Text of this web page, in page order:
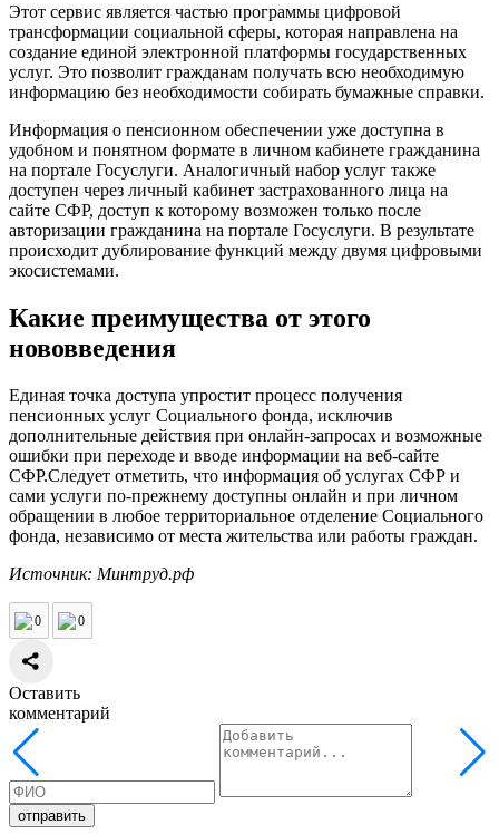
Этот сервис является частью программы цифровой
трансформации социальной сферы, которая направлена на
создание единой электронной платформы государственных
услуг. Это позволит гражданам получать всю необходимую
информацию без необходимости собирать бумажные справки.
Информация о пенсионном обеспечении уже доступна в
удобном и понятном формате в личном кабинете гражданина
на портале Госуслуги. Аналогичный набор услуг также
доступен через личный кабинет застрахованного лица на
сайте СФР, доступ к которому возможен только после
авторизации гражданина на портале Госуслуги. В результате
происходит дублирование функций между двумя цифровыми
экосистемами.
Какие преимущества от этого
нововведения
Единая точка доступа упростит процесс получения
пенсионных услуг Социального фонда, исключив
дополнительные действия при онлайн-запросах и возможные
ошибки при переходе и вводе информации на веб-сайте
СФР.Следует отметить, что информация об услугах СФР и
сами услуги по-прежнему доступны онлайн и при личном
обращении в любое территориальное отделение Социального
фонда, независимо от места жительства или работы граждан.
Источник: Минтруд.рф
0 0
Оставить
комментарий